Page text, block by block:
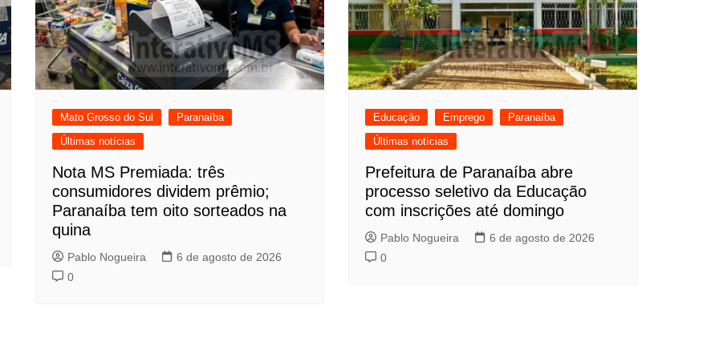
Mato Grosso do Sul
Paranaíba
Últimas notícias
Nota MS Premiada: três
consumidores dividem prêmio;
Paranaíba tem oito sorteados na
quina
Pablo Nogueira
6 de agosto de 2026
0
Educação Emprego
Paranaíba
Últimas notícias
Prefeitura de Paranaíba abre
processo seletivo da Educação
com inscrições até domingo
Pablo Nogueira
6 de agosto de 2026
0